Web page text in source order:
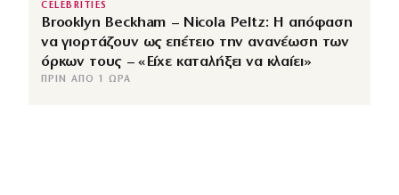
CELEBRITIES
Brooklyn Beckham – Nicola Peltz: Η απόφαση
να γιορτάζουν ως επέτειο την ανανέωση των
όρκων τους – «Είχε καταλήξει να κλαίει»
ΠΡΙΝ ΑΠΌ 1 ΏΡΑ